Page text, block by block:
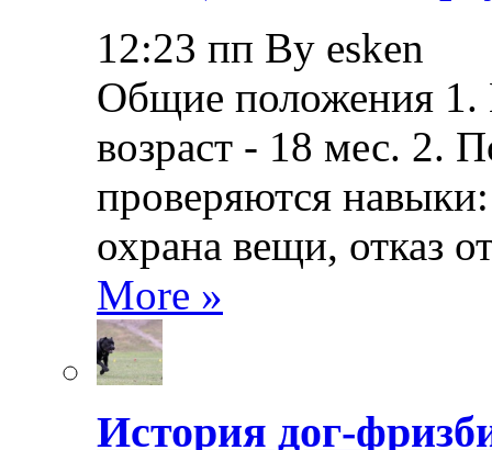
12:23 пп By esken
Общие положения
возраст - 18 мес. 2.
проверяются
охрана вещи, отказ
More »
История дог-